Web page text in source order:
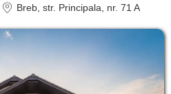
Breb , str. Principala, nr. 71 A